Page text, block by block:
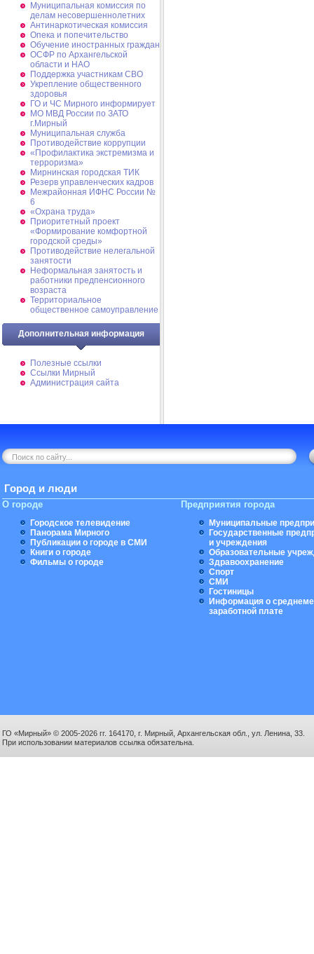
Муниципальная комиссия по
делам несовершеннолетних
Антинаркотическая комиссия
Опека и попечительство
Обучение иностранных граждан
ОСФР по Архангельской
области и НАО
Поддержка участникам СВО
Укрепление общественного
здоровья
ГО и ЧС Мирного информирует
МО МВД России по ЗАТО
г.Мирный
Муниципальная cлужба
Противодействие коррупции
«Профилактика экстремизма и
терроризма»
Мирнинская городская ТИК
Резерв управленческих кадров
Межрайонная ИФНС России №
6
«Охрана труда»
Приоритетный проект
«Формирование комфортной
городской среды»
Противодействие нелегальной
занятости
Неформальная занятость и
работники предпенсионного
возраста
Территориальное
общественное самоуправление
Дополнительная информация
Полезные ссылки
Ссылки Мирный
Администрация сайта
Город и люди
О городе
Городское телевидение
Панорама Мирного
Публикации о городе в СМИ
Книги о городе
Фильмы о городе
Предприятия города
Муниципальные
Государственные
и учреждения
Образовательные
Здравоохранение
Спорт
СМИ
Гостиницы
Информация о
заработной плате
ГО «Мирный» © 2005-2026 гг. 164170, г. Мирный, Архангельская обл., ул. Ленина, 33.
При использовании материалов ссылка обязательна.